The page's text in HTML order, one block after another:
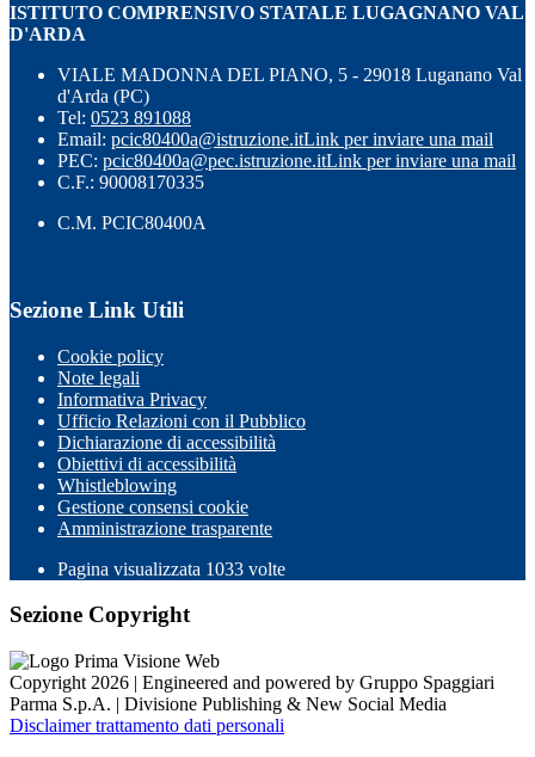
ISTITUTO COMPRENSIVO STATALE LUGAGNANO VAL
D'ARDA
VIALE MADONNA DEL PIANO, 5 - 29018 Luganano Val
d'Arda (PC)
Tel: 0523 891088
Email: pcic80400a@istruzione.itLink per inviare una mail
PEC: pcic80400a@pec.istruzione.itLink per inviare una mail
C.F.: 90008170335
C.M. PCIC80400A
Sezione Link Utili
Cookie policy
Note legali
Informativa Privacy
Ufficio Relazioni con il Pubblico
Dichiarazione di accessibilità
Obiettivi di accessibilità
Whistleblowing
Gestione consensi cookie
Amministrazione trasparente
Pagina visualizzata 1033 volte
Sezione Copyright
Copyright 2026 | Engineered and powered by Gruppo Spaggiari
Parma S.p.A. | Divisione Publishing & New Social Media
Disclaimer trattamento dati personali